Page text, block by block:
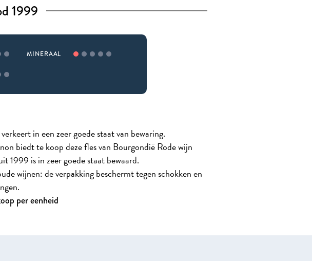
1999
MINERAAL
verkeert in een zeer goede staat van bewaring.
biedt te koop deze fles van Bourgondië Rode wijn
1999 is in zeer goede staat bewaard.
wijnen: de verpakking beschermt tegen schokken en
per eenheid